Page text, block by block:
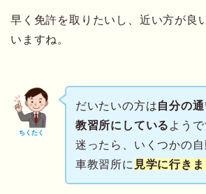
早く免許を取りたいし、近い方が良
いますね。
ちくたく
だいたいの方は自分の
教習所にしている ようで
迷ったら、いくつかの
車教習所に 見学に行きま